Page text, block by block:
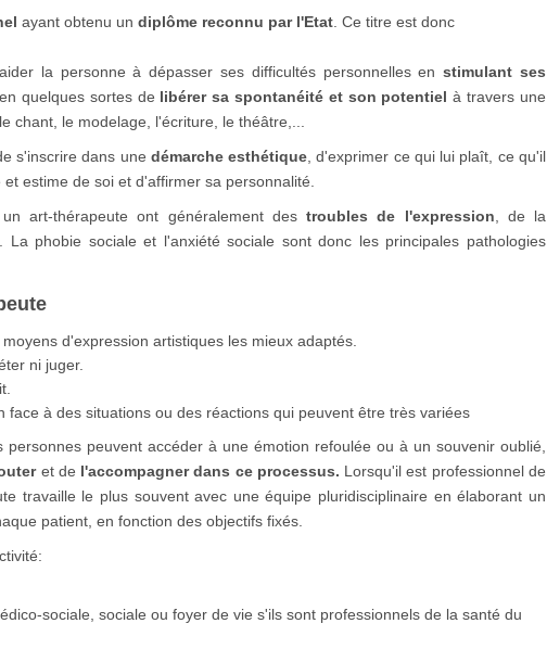
ayant obtenu un diplôme reconnu par l'Etat. Ce titre est donc
la personne à dépasser ses difficultés personnelles enstimulant ses
quelques sortes de libérer sa spontanéité et son potentiel à travers une
chant, le modelage, l'écriture, le théâtre,...
s'inscrire dans une démarche esthétique, d'exprimer ce qui lui plaît, ce qu'il
estime de soi et d'affirmer sa personnalité.
art-thérapeute ont généralement destroubles de l'expression, de la
. La phobie sociale et l'anxiété sociale sont donc les principales pathologies
d'expression artistiques les mieux adaptés.
ni juger.
face à des situations ou des réactions qui peuvent être très variées
personnes peuvent accéder à une émotion refoulée ou à un souvenir oublié,
et de l'accompagner dans ce processus. Lorsqu'il est professionnel de
travaille le plus souvent avec une équipe pluridisciplinaire en élaborant un
patient, en fonction des objectifs fixés.
sociale, sociale ou foyer de vie s'ils sont professionnels de la santé du